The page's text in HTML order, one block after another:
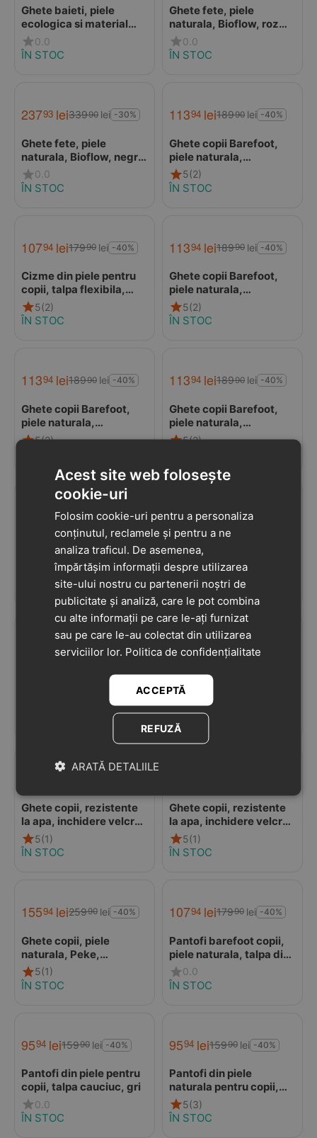
Ghete baieti, piele
ecologica si material
impermeabil,
Bioevolution Xtrem,
0.0
ÎN STOC
Ghete fete, piele
naturala, Bioflow, roz
deschis, Biomecanics
0.0
ÎN STOC
23793 lei33990 lei -30%
Ghete fete, piele
naturala, Bioflow, negru,
Biomecanics
0.0
ÎN STOC
11394 lei18990 lei -40%
Ghete copii Barefoot,
piele naturala,
captuseala din blana,
talpa felxibila, maro,
5(2)
ÎN STOC
10794 lei17990 lei -40%
Cizme din piele pentru
copii, talpa flexibila,
imblanite, gri
5(2)
ÎN STOC
11394 lei18990 lei -40%
Ghete copii Barefoot,
piele naturala,
captuseala din blana,
talpa felxibila, camel,
5(2)
ÎN STOC
11394 lei18990 lei -40%
Ghete copii Barefoot,
piele naturala,
captuseala din blana,
5(2)
11394 lei18990 lei -40%
Ghete copii Barefoot,
piele naturala,
captuseala din blana,
5(2)
lei24490 lei -40%
Ghete barefoot fete,
piele naturala,
captuseala, bleumarin ,
fairy stars, D.D.Step
ÎN STOC
14394 lei239 90 lei
Ghete baieti barefoot,
piele naturala,
captusite, verde
smarald, dinozaur,
D.D.Step
0.0
ÎN STOC
lei 179 90 lei -40%
Cizme din piele pentru
imblanite, crem pictat
149 94 lei 249 90 lei
Ghete copii, rezistente
la apa, inchidere velcro,
Baby Rock, gri, Garvalin
5(1)
ÎN STOC
Ghete copii, rezistente
la apa, inchidere velcro,
Baby Rock, burgundi,
Garvalin
5(1)
ÎN STOC
Ghete copii, rezistente
la apa, inchidere velcro,
Baby Rock, albastru,
Garvalin
5(1)
ÎN STOC
15594 lei25990 lei -40%
Ghete copii, piele
naturala, Peke,
bleumarin, Garvalin
5(1)
ÎN STOC
10794 lei17990 lei -40%
Pantofi barefoot copii,
piele naturala, talpa din
cauciuc, bleumarin,
D.D.Step
0.0
ÎN STOC
9594 lei15990 lei -40%
Pantofi din piele pentru
copii, talpa cauciuc, gri
0.0
ÎN STOC
9594 lei15990 lei -40%
Pantofi din piele
naturala pentru copii,
talpa cauciuc, scai,
Bubu, bleumarin
5(3)
ÎN STOC
Acest site web folosește
cookie-uri
Folosim cookie-uri pentru a personaliza
conținutul, reclamele și pentru a ne
analiza traficul. De asemenea,
împărtășim informații despre utilizarea
site-ului nostru cu partenerii noștri de
publicitate și analiză, care le pot combina
cu alte informații pe care le-ați furnizat
sau pe care le-au colectat din utilizarea
serviciilor lor. Politica de confidențialitate
ACCEPTĂ
REFUZĂ
ARATĂ DETALIILE